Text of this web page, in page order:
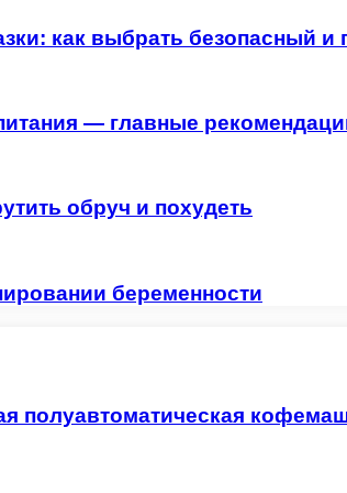
как выбрать безопасный и
— главные
обруч и похудеть
беременности
полуавтоматическая